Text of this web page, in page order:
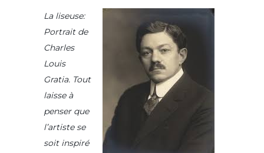
La liseuse:
Portrait de
Charles
Louis
Gratia. Tout
laisse à
penser que
l’artiste se
soit inspiré